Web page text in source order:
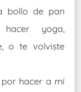
bollo de pan
yoga,
o te volviste
hacer a mí